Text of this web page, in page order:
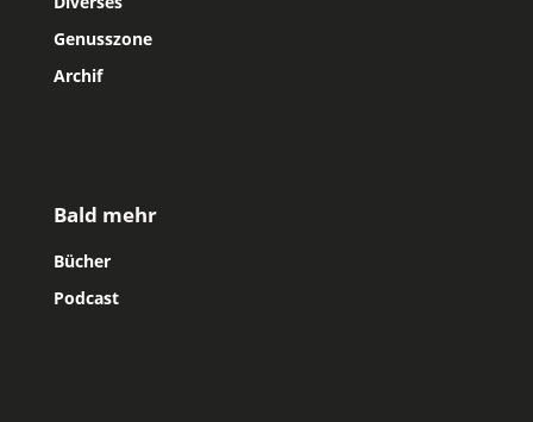
Genusszone
Archif
Bald mehr
Bücher
Podcast